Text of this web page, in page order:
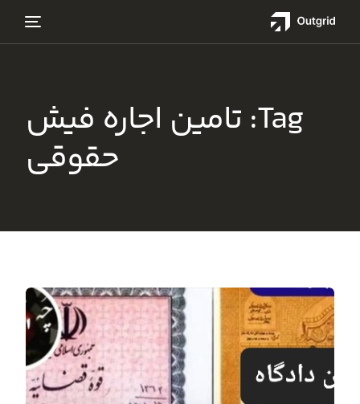
Tag: تامین اجاره فیش
حقوقی